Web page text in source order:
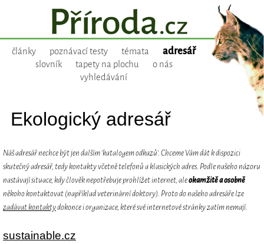
články poznávací testy témata adresář
slovník tapety na plochu
o nás
vyhledávání
Ekologický adresář
Náš adresář nechce být jen dalším 'katalogem odkazů'. Chceme Vám dát k dispozici
skutečný adresář, tedy kontakty včetně telefonů a klasických adres. Podle našeho názoru
nastávají situace, kdy člověk nepotřebuje prohlížet internet, aleokamžitě a osobně
někoho kontaktovat (například veterinární doktory). Proto do našeho adresáře lze
zadávat kontaktydokonce i organizace, které své internetové stránky zatím nemají.
sustainable.cz